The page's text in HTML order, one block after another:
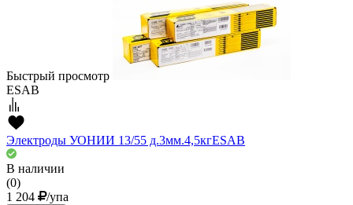
Быстрый просмотр
ESAB
Электроды УОНИИ 13/55 д.3мм.4,5кгESAВ
В наличии
(0)
1 204
/упа